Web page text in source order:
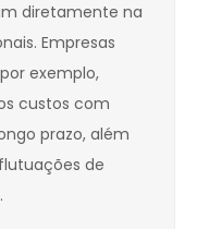
diretamente na
Empresas
exemplo,
custos com
prazo, além
de